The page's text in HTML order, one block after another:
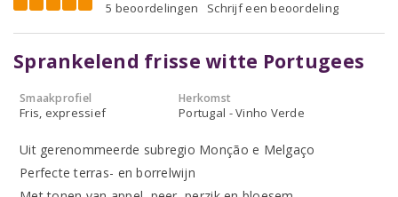
5 beoordelingen Schrijf een beoordeling
Sprankelend frisse witte Portugees
Smaakprofiel
Fris, expressief
Herkomst
Portugal - Vinho Verde
Uit gerenommeerde subregio Monção e Melgaço
Perfecte terras- en borrelwijn